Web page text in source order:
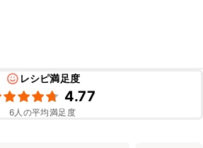
レシピ満足度
4.77
6人の平均満足度